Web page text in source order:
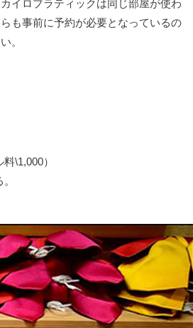
イロプラティックは同じ部屋が使わ
も事前に予約が必要となっているの
。
\1,000）